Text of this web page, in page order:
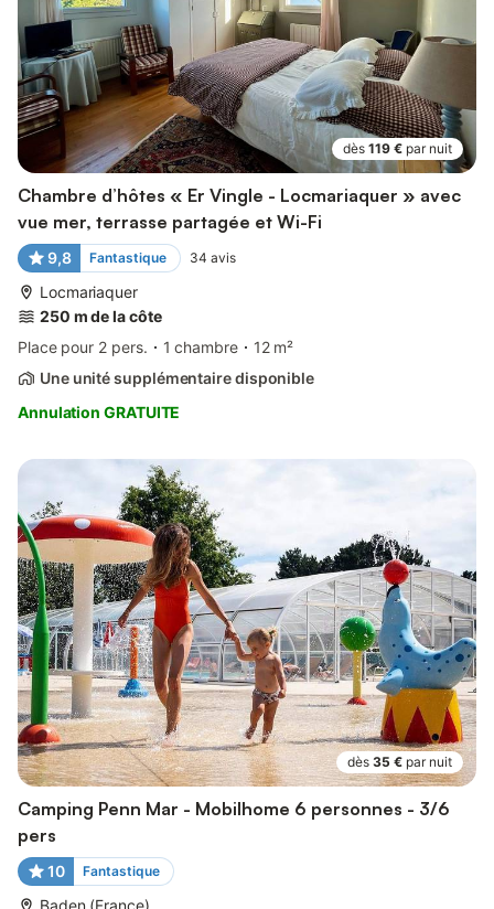
dès 119 € par nuit
Chambre d’hôtes « Er Vingle - Locmariaquer » avec
vue mer, terrasse partagée et Wi-Fi
9,8 Fantastique 34 avis
Locmariaquer
250 m de la côte
Place pour 2 pers.
1 chambre
12 m²
Une unité supplémentaire disponible
Annulation GRATUITE
dès 35 € par nuit
Camping Penn Mar - Mobilhome 6 personnes - 3/6
pers
10 Fantastique
Baden (France)